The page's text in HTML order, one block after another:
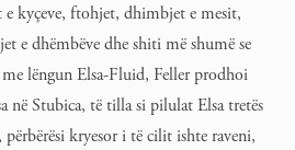
kyçeve, ftohjet, dhimbjet e mesit,
e dhëmbëve dhe shiti më shumë se
lëngun Elsa-Fluid, Feller prodhoi
në Stubica, të tilla si pilulat Elsa tretës
kryesor i të cilit ishte raveni,